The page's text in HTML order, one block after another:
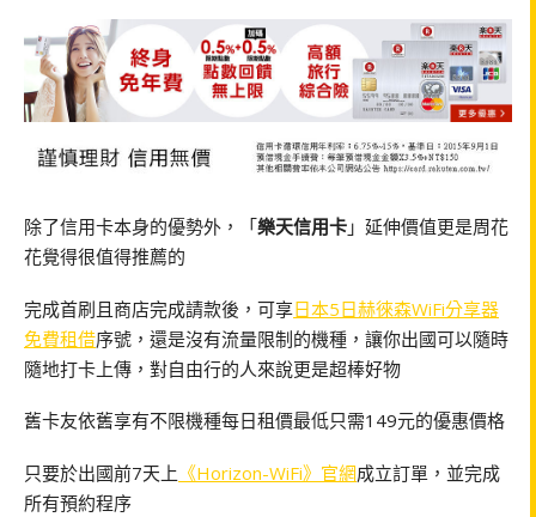
除了信用卡本身的優勢外，「樂天信用卡 」延伸價值更是周花
花覺得很值得推薦的
完成首刷且商店完成請款後，可享日本5日赫徠森WiFi分享器
免費租借序號，還是沒有流量限制的機種，讓你出國可以隨時
隨地打卡上傳，對自由行的人來說更是超棒好物
舊卡友依舊享有不限機種每日租價最低只需149元的優惠價格
只要於出國前7天上 《Horizon-WiFi》官網成立訂單，並完成
所有預約程序